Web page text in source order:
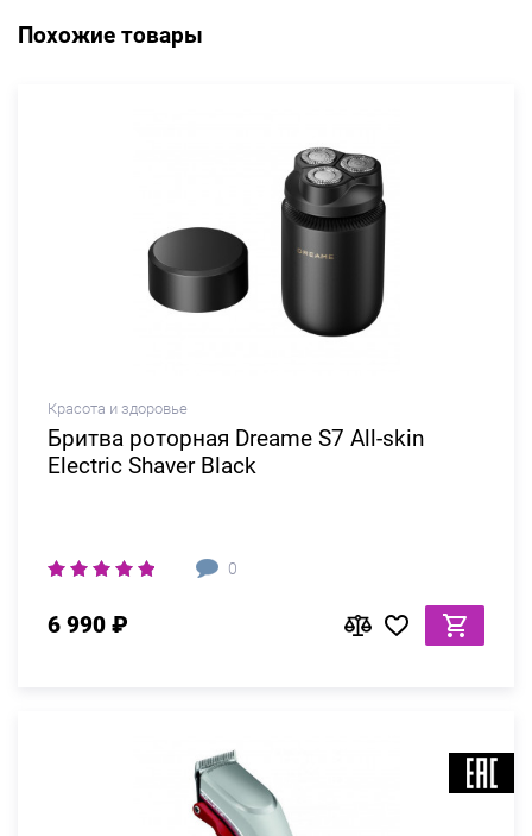
Похожие товары
Красота и здоровье
Бритва роторная Dreame S7 All-skin
Electric Shaver Black
0
6 990 ₽